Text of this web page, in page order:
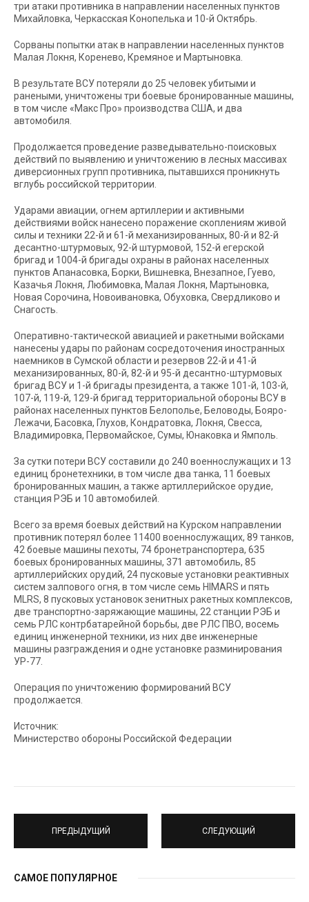
три атаки противника в направлении населенных пунктов
Михайловка, Черкасская Конопелька и 10-й Октябрь.
Сорваны попытки атак в направлении населенных пунктов
Малая Локня, Коренево, Кремяное и Мартыновка.
В результате ВСУ потеряли до 25 человек убитыми и
ранеными, уничтожены три боевые бронированные машины,
в том числе «Макс Про» производства США, и два
автомобиля.
Продолжается проведение разведывательно-поисковых
действий по выявлению и уничтожению в лесных массивах
диверсионных групп противника, пытавшихся проникнуть
вглубь российской территории.
Ударами авиации, огнем артиллерии и активными
действиями войск нанесено поражение скоплениям живой
силы и техники 22-й и 61-й механизированных, 80-й и 82-й
десантно-штурмовых, 92-й штурмовой, 152-й егерской
бригад и 1004-й бригады охраны в районах населенных
пунктов Апанасовка, Борки, Вишневка, Внезапное, Гуево,
Казачья Локня, Любимовка, Малая Локня, Мартыновка,
Новая Сорочина, Новоивановка, Обуховка, Свердликово и
Снагость.
Оперативно-тактической авиацией и ракетными войсками
нанесены удары по районам сосредоточения иностранных
наемников в Сумской области и резервов 22-й и 41-й
механизированных, 80-й, 82-й и 95-й десантно-штурмовых
бригад ВСУ и 1-й бригады президента, а также 101-й, 103-й,
107-й, 119-й, 129-й бригад территориальной обороны ВСУ в
районах населенных пунктов Белополье, Беловоды, Бояро-
Лежачи, Басовка, Глухов, Кондратовка, Локня, Свесса,
Владимировка, Первомайское, Сумы, Юнаковка и Ямполь.
За сутки потери ВСУ составили до 240 военнослужащих и 13
единиц бронетехники, в том числе два танка, 11 боевых
бронированных машин, а также артиллерийское орудие,
станция РЭБ и 10 автомобилей.
Всего за время боевых действий на Курском направлении
противник потерял более 11400 военнослужащих, 89 танков,
42 боевые машины пехоты, 74 бронетранспортера, 635
боевых бронированных машины, 371 автомобиль, 85
артиллерийских орудий, 24 пусковые установки реактивных
систем залпового огня, в том числе семь HIMARS и пять
MLRS, 8 пусковых установок зенитных ракетных комплексов,
две транспортно-заряжающие машины, 22 станции РЭБ и
семь РЛС контрбатарейной борьбы, две РЛС ПВО, восемь
единиц инженерной техники, из них две инженерные
машины разграждения и однe установкe разминирования
УР-77.
Операция по уничтожению формирований ВСУ
продолжается.
Источник:
Министерство обороны Российской Федерации
ПРЕДЫДУЩИЙ СЛЕДУЮЩИЙ
САМОЕ ПОПУЛЯРНОЕ